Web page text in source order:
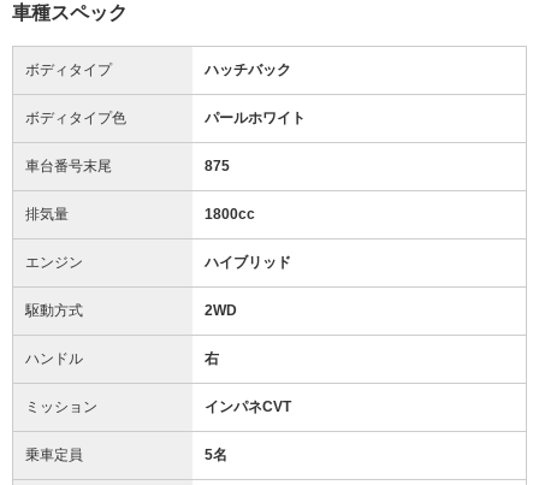
車種スペック
ボディタイプ ハッチバック
ボディタイプ色 パールホワイト
車台番号末尾 875
排気量 1800cc
エンジン ハイブリッド
駆動方式 2WD
ハンドル 右
ミッション インパネCVT
乗車定員 5名